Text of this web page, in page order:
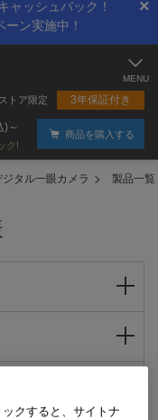
×
ャッシュバック！
ン実施中！
トア限定 3年保証付き
)～
ク!
商品を購入する
ジタル一眼カメラ 製品一覧
クすると、サイトナ